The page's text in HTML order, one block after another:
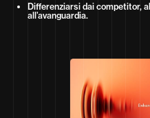
Differenziarsi dai competitor,
all’avanguardia.